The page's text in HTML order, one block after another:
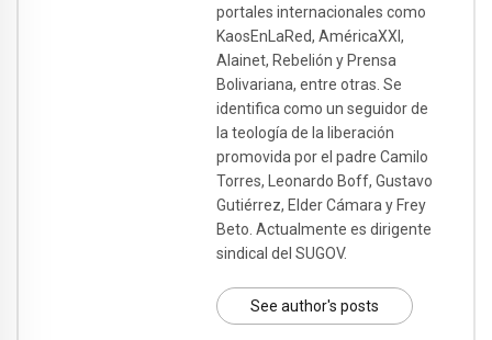
portales internacionales como
KaosEnLaRed, AméricaXXI,
Alainet, Rebelión y Prensa
Bolivariana, entre otras. Se
identifica como un seguidor de
la teología de la liberación
promovida por el padre Camilo
Torres, Leonardo Boff, Gustavo
Gutiérrez, Elder Cámara y Frey
Beto. Actualmente es dirigente
sindical del SUGOV.
See author's posts